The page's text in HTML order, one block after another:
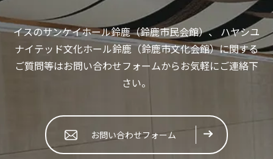
イスのサンケイホール鈴鹿（鈴鹿市民会館）、 ハヤシユ
ナイテッド文化ホール鈴鹿（鈴鹿市文化会館）に関する
ご質問等はお問い合わせフォームからお気軽にご連絡下
さい。
お問い合わせフォーム